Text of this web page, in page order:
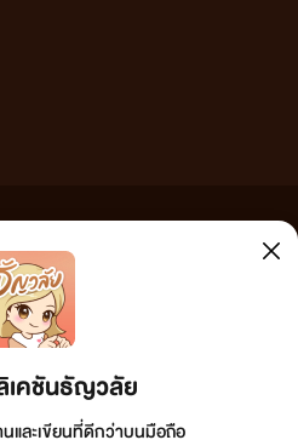
เคชันธัญวลัย
และเขียนที่ดีกว่าบนมือถือ
อข้อความใดๆ ทั้งสิ้น ดังนั้นผู้อ่านทุกท่านโปรดใช้
ท่านพบข้อความใดๆ ที่ขัดต่อกฎหมายและศีลธรรม
านจะได้ดำเนินการในทันที ทั้งนี้ ทางเว็บไซต์ขอสงวน
) พ.ศ.2558